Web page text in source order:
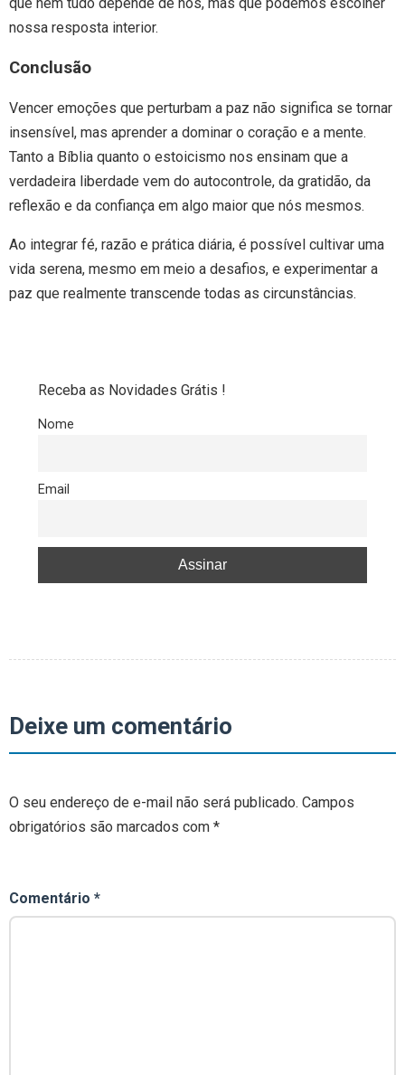
nossa resposta interior.
Conclusão
Vencer emoções que perturbam a paz não significa se tornar
insensível, mas aprender a dominar o coração e a mente.
Tanto a Bíblia quanto o estoicismo nos ensinam que a
verdadeira liberdade vem do autocontrole, da gratidão, da
reflexão e da confiança em algo maior que nós mesmos.
Ao integrar fé, razão e prática diária, é possível cultivar uma
vida serena, mesmo em meio a desafios, e experimentar a
paz que realmente transcende todas as circunstâncias.
Receba as Novidades Grátis !
Nome
Email
Deixe um comentário
O seu endereço de e-mail não será publicado. Campos
obrigatórios são marcados com *
Comentário *